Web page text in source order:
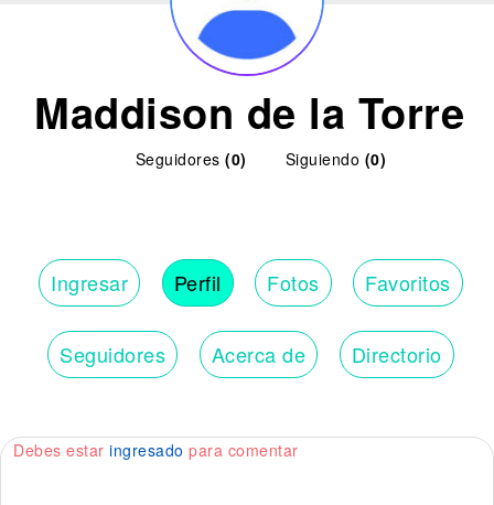
Maddison de la Torre
Seguidores (0) Siguiendo (0)
Ingresar Perfil Fotos Favoritos
Seguidores Acerca de Directorio
Debes estar ingresado para comentar